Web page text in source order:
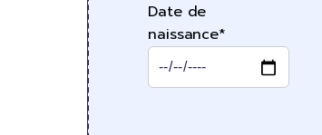
Date de
naissance*